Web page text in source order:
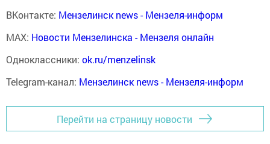
ВКонтакте: Мензелинск news - Мензеля-информ
MAX: Новости Мензелинска - Мензеля онлайн
Одноклассники: ok.ru/menzelinsk
Telegram-канал: Мензелинск news - Мензеля-информ
Перейти на страницу новости